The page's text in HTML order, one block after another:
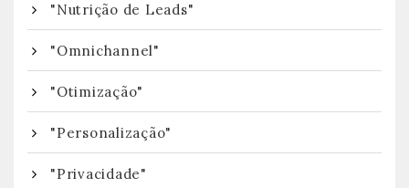
"Nutrição de Leads"
"Omnichannel"
"Otimização"
"Personalização"
"Privacidade"